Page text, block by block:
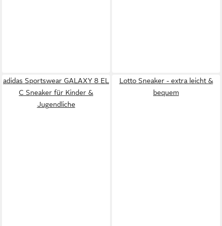
adidas Sportswear GALAXY 8 EL
C Sneaker für Kinder &
Jugendliche
Lotto Sneaker - extra leicht &
bequem